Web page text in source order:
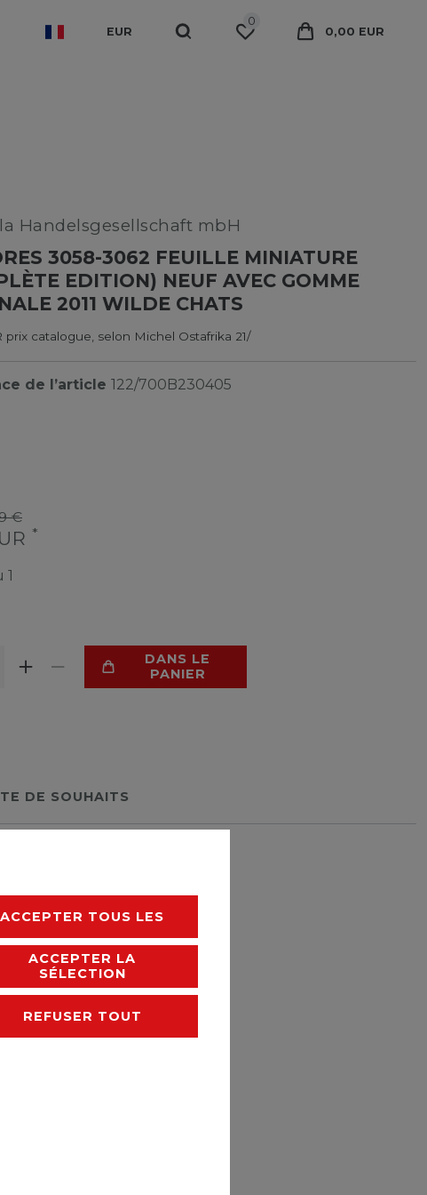
EUR
0
0,00 EUR
Handelsgesellschaft mbH
3058-3062 FEUILLE MINIATURE
EDITION) NEUF AVEC GOMME
2011 WILDE CHATS
prix catalogue, selon Michel Ostafrika 21/
de l’article 122/700B230405
€
*
1
DANS LE
PANIER
DE SOUHAITS
ACCEPTER TOUS LES
ACCEPTER LA
SÉLECTION
REFUSER TOUT